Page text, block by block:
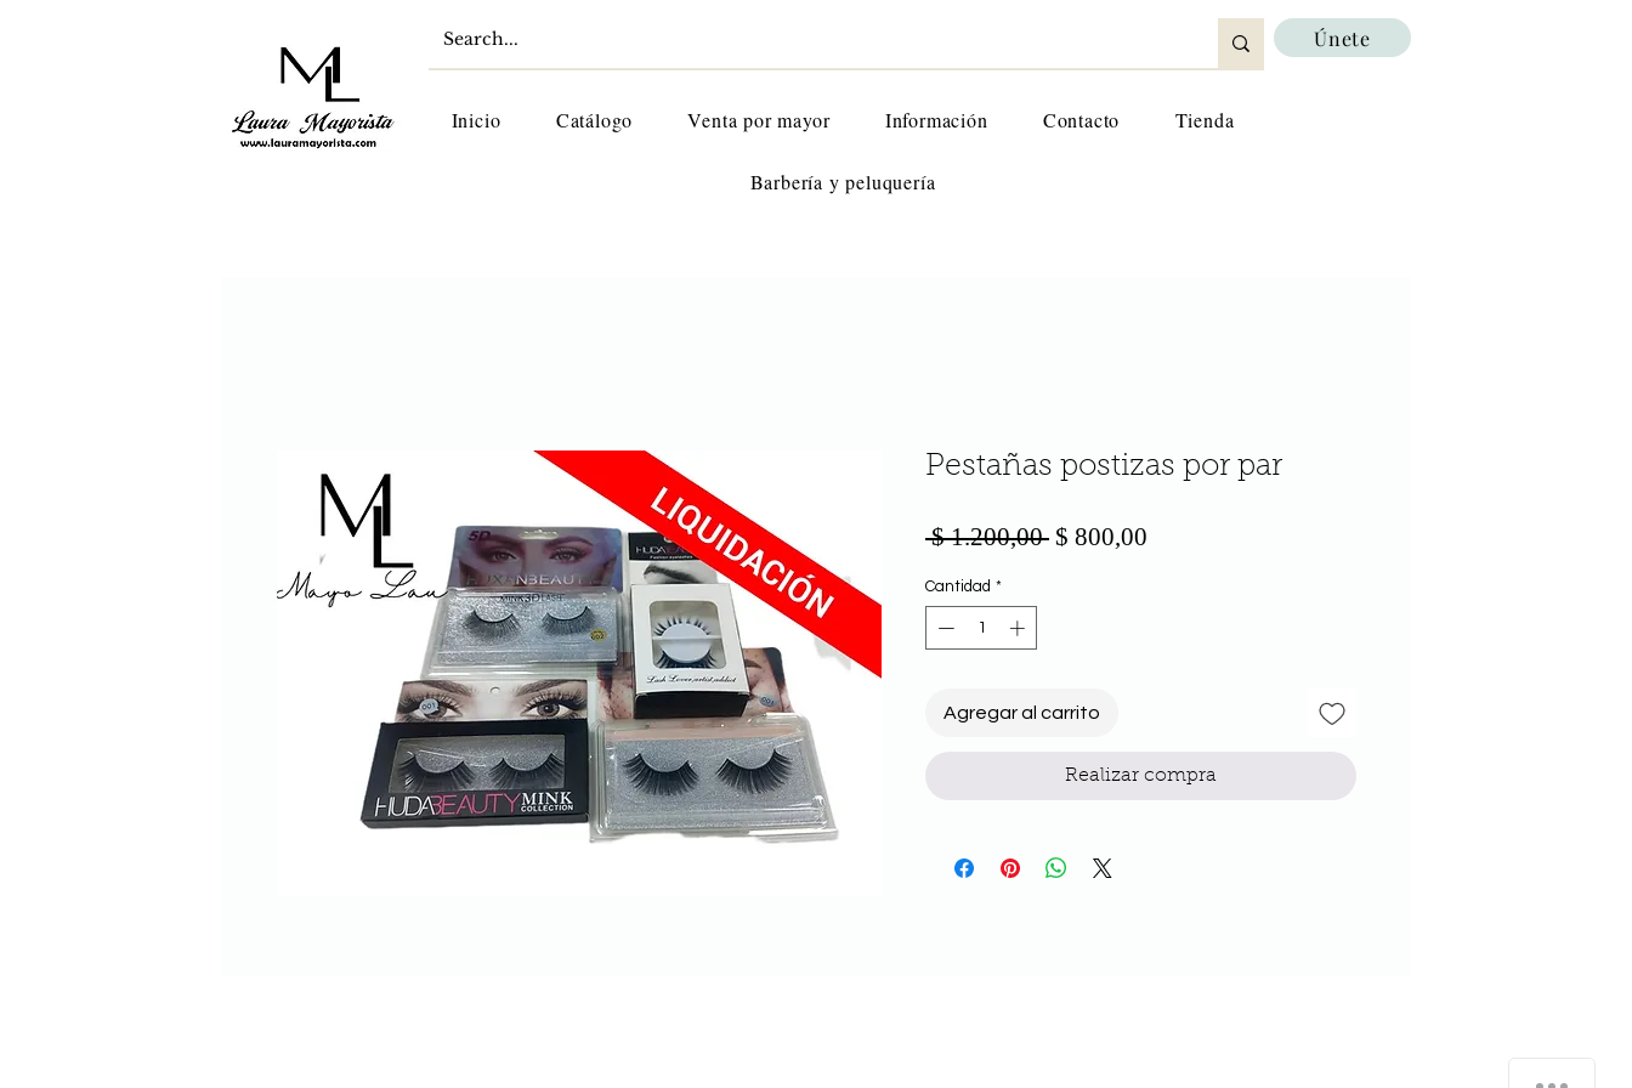
Únete
Inicio Catálogo Venta por mayor Información Contacto Tienda
Barbería y peluquería
Pestañas postizas por par
$ 1.200,00 Precio
$ 800,00
Cantidad *
Agregar al carrito
Realizar compra